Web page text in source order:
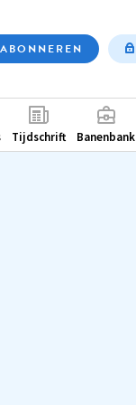
ABONNEREN
Tijdschrift Banenbank